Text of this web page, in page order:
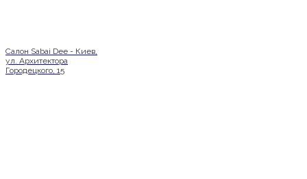
Салон Sabai Dee - Киев,
ул. Архитектора
Городецкого, 15